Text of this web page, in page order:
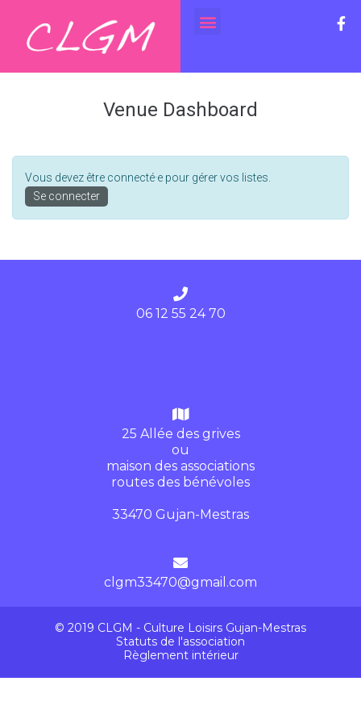
Venue Dashboard
Vous devez être connecté·e pour gérer vos listes.
Se connecter
06 12 55 24 70
25 Allée des grives
ou
maison des associations
routes des bénévoles
33470 Gujan-Mestras
clgm33470@gmail.com
© 2019 CLGM - Culture Loisirs Gujan-Mestras
Statuts de l'association
Règlement intérieur